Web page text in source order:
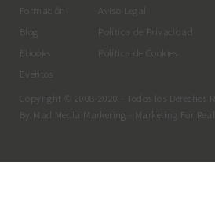
Formación
Blog
Ebooks
Eventos
Aviso Legal
Política de Privacidad
Política de Cookies
Copyright © 2008-2020 - Todos los Derechos
By Mad Media Marketing - Marketing For